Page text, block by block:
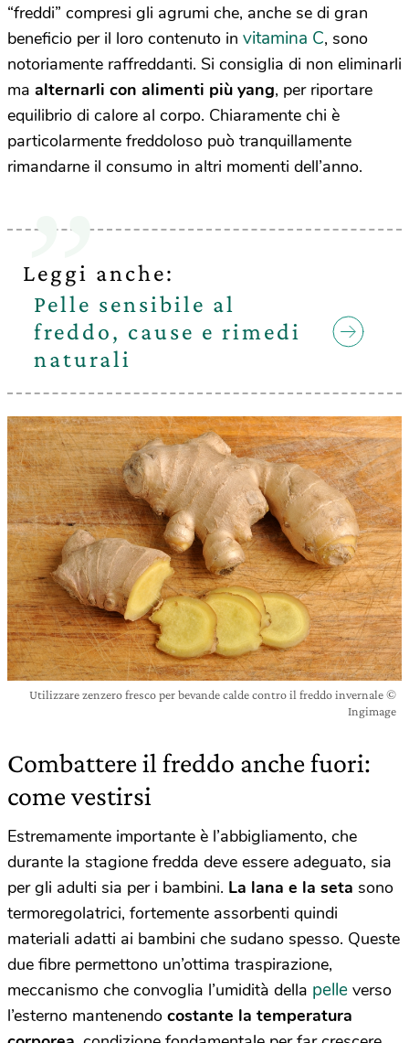
“freddi” compresi gli agrumi che, anche se di gran
beneficio per il loro contenuto in vitamina C, sono
notoriamente raffreddanti. Si consiglia di non eliminarli
ma alternarli con alimenti più yang, per riportare
equilibrio di calore al corpo. Chiaramente chi è
particolarmente freddoloso può tranquillamente
rimandarne il consumo in altri momenti dell’anno.
Leggi anche:
Pelle sensibile al
freddo, cause e rimedi
naturali
Utilizzare zenzero fresco per bevande calde contro il freddo invernale ©
Ingimage
Combattere il freddo anche fuori:
come vestirsi
Estremamente importante è l’abbigliamento, che
durante la stagione fredda deve essere adeguato, sia
per gli adulti sia per i bambini. La lana e la seta sono
termoregolatrici, fortemente assorbenti quindi
materiali adatti ai bambini che sudano spesso. Queste
due fibre permettono un’ottima traspirazione,
meccanismo che convoglia l’umidità della pelle verso
l’esterno mantenendo costante la temperatura